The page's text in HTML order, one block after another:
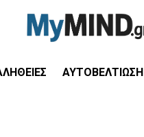
ΑΥΤΟΒΕΛΤΊΩΣΗ